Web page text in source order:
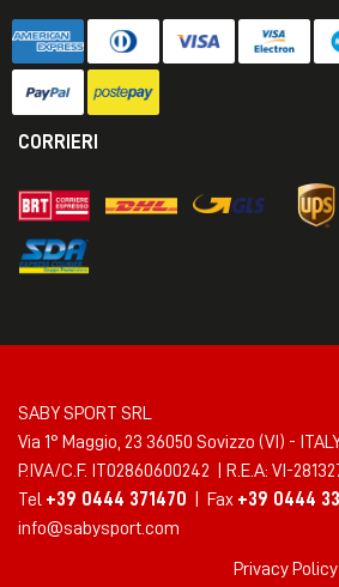
CORRIERI
SABY SPORT SRL
Via 1° Maggio, 23 36050 Sovizzo (VI) -
P.IVA/C.F. IT02860600242 | R.E.A: VI-
Tel +39 0444 371470 | Fax +39 0444
info@sabysport.com
Privacy Policy